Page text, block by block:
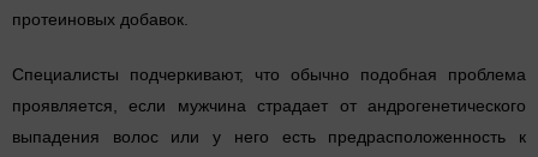
протеиновых добавок.
Специалисты подчеркивают, что обычно подобная проблема
проявляется, если мужчина страдает от андрогенетического
выпадения волос или у него есть предрасположенность к